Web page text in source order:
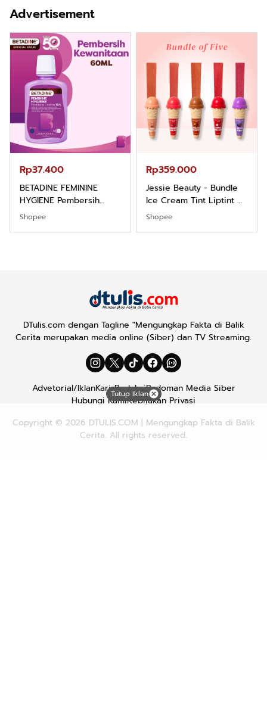
Santai Slimfit Formal
Advertisement
Rp37.400
BETADINE FEMININE
HYGIENE Pembersih
Kewanitaan 60ml
Shopee
Rp359.000
Jessie Beauty - Bundle
Ice Cream Tint Liptint All
Variant
Shopee
Tutup Iklan
DTulis.com dengan Tagline "Mengungkap Fakta di Balik
Cerita merupakan media online (Siber) dan TV Streaming.
Advetorial/IklanKarirRedaksiPedoman Media Siber
Hubungi KamiKebijakan Privasi
Copyright © 2026 DTULIS.COM | Mengungkap Fakta di Balik
Cerita. All rights reserved.